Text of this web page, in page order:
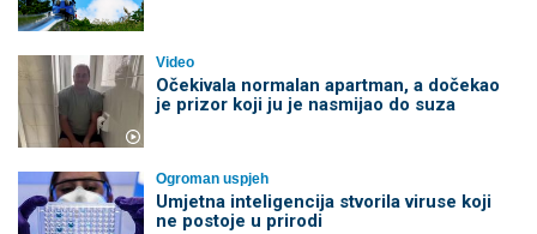
Video
Očekivala normalan apartman, a dočekao
je prizor koji ju je nasmijao do suza
Ogroman uspjeh
Umjetna inteligencija stvorila viruse koji
ne postoje u prirodi